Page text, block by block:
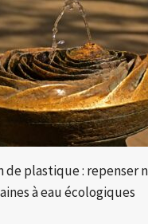
de plastique : repenser
à eau écologiques